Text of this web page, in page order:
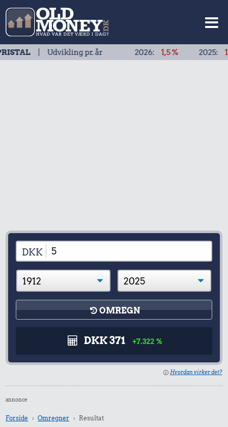
pr. år2026: 1,5 % 2025: 1,9 %
DKK
OMREGN
DKK 371 +7.322 %
Hvordan virker det?
annonce
Forside Omregner Resultat